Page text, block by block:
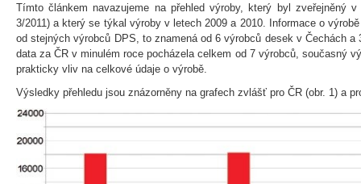
Tímto článkem navazujeme na přehled výroby, který byl zveřejněný
3/2011) a který se týkal výroby v letech 2009 a 2010. Informace o
od stejných výrobců DPS, to znamená od 6 výrobců desek v Čechách
data za ČR v minulém roce pocházela celkem od 7 výrobců, současný
prakticky vliv na celkové údaje o výrobě.
Výsledky přehledu jsou znázorněny na grafech zvlášť pro ČR (obr. 1) a